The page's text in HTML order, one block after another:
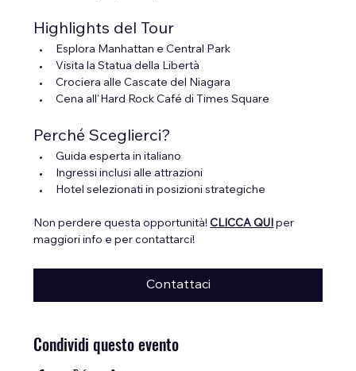
Highlights del Tour
Esplora Manhattan e Central Park
Visita la Statua della Libertà
Crociera alle Cascate del Niagara
Cena all'Hard Rock Café di Times Square
Perché Sceglierci?
Guida esperta in italiano
Ingressi inclusi alle attrazioni
Hotel selezionati in posizioni strategiche
Non perdere questa opportunità! CLICCA QUI per
maggiori info e per contattarci!
Contattaci
Condividi questo evento